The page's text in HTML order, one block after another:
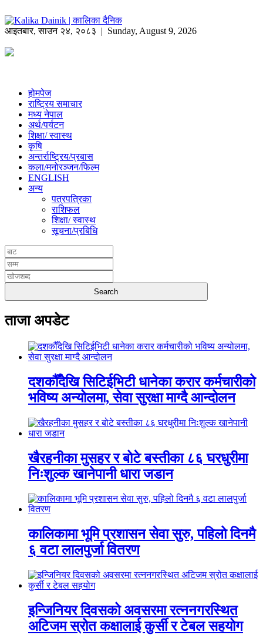
आइतबार,साउन २४, २०८३ | Sunday, August 9, 2026
होमपेज
राष्ट्रिय समाचार
मध्य नेपाल
अर्थ/पर्यटन
शिक्षा/ स्वास्थ
कृषि
अन्तर्राष्ट्रिय/प्रबास
कला/मनोरञ्जन/फिल्म
ENGLISH
अन्य
पत्रपत्रिका
राशिफल
शिक्षा/ स्वास्थ
सूचना/प्रबिधि
ताजा अपडेट
दशकौँदेखि सिटिईभिटी धानेका करार कर्मचारीको
भविष्य अन्योलमा, सेवा सुरक्षा माग्दै आन्दोलन
खैरहनीका मुसहर र बोटे बस्तीका ८६ घरधुरीमा
निःशुल्क खानेपानी धारा जडान
कालिकामा भूमि प्रशासन सेवा सुरु, पहिलो दिनमै
६ वटा लालपुर्जा वितरण
इन्जिनियर दिवसको अवसरमा रत्ननगरस्थित
अटिजम स्रोत कक्षालाई कुर्सी र टेबल सहयोग